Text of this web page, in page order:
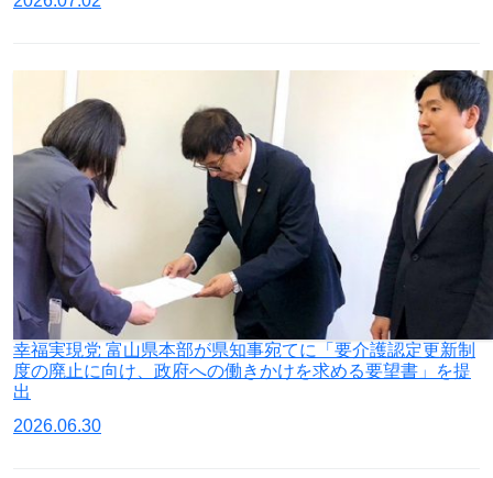
幸福実現党 富山県本部が県知事宛てに「要介護認定更新制
度の廃止に向け、政府への働きかけを求める要望書」を提
出
2026.06.30